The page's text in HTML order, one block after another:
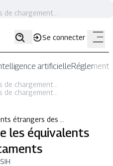
chargement...
Se connecter
artificielle
chargement...
chargement...
étrangers des …
les équivalents